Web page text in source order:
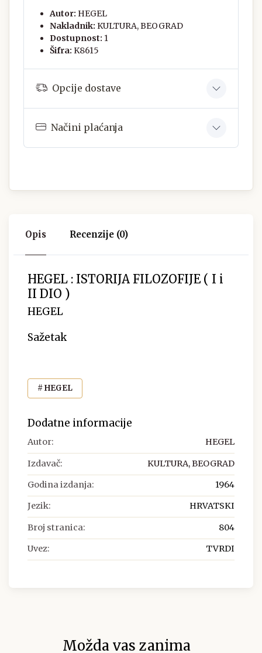
Autor: HEGEL
Nakladnik: KULTURA, BEOGRAD
Dostupnost: 1
Šifra: K8615
Opcije dostave
Načini plaćanja
Opis Recenzije (0)
HEGEL : ISTORIJA FILOZOFIJE ( I i
II DIO )
HEGEL
Sažetak
# HEGEL
Dodatne informacije
Autor: HEGEL
Izdavač: KULTURA, BEOGRAD
Godina izdanja: 1964
Jezik: HRVATSKI
Broj stranica: 804
Uvez: TVRDI
Možda vas zanima